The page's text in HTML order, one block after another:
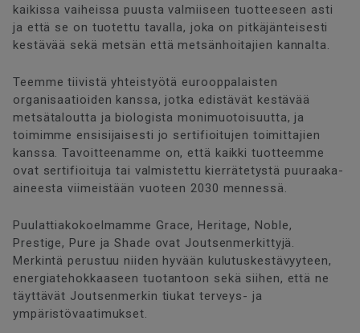
kaikissa vaiheissa puusta valmiiseen tuotteeseen asti
ja että se on tuotettu tavalla, joka on pitkäjänteisesti
kestävää sekä metsän että metsänhoitajien kannalta.
Teemme tiivistä yhteistyötä eurooppalaisten
organisaatioiden kanssa, jotka edistävät kestävää
metsätaloutta ja biologista monimuotoisuutta, ja
toimimme ensisijaisesti jo sertifioitujen toimittajien
kanssa. Tavoitteenamme on, että kaikki tuotteemme
ovat sertifioituja tai valmistettu kierrätetystä puuraaka-
aineesta viimeistään vuoteen 2030 mennessä.
Puulattiakokoelmamme Grace, Heritage, Noble,
Prestige, Pure ja Shade ovat Joutsenmerkittyjä.
Merkintä perustuu niiden hyvään kulutuskestävyyteen,
energiatehokkaaseen tuotantoon sekä siihen, että ne
täyttävät Joutsenmerkin tiukat terveys- ja
ympäristövaatimukset.